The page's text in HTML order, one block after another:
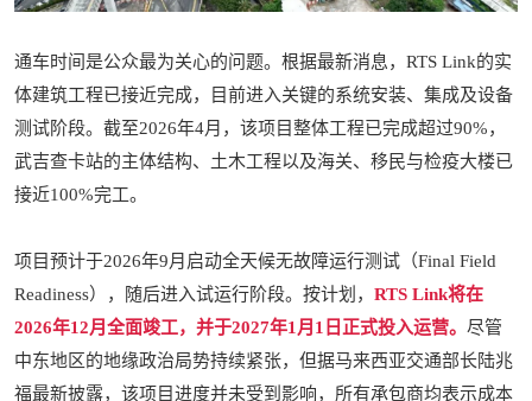
通车时间是公众最为关心的问题。根据最新消息，RTS Link的实
体建筑工程已接近完成，目前进入关键的系统安装、集成及设备
测试阶段。截至2026年4月，该项目整体工程已完成超过90%，
武吉查卡站的主体结构、土木工程以及海关、移民与检疫大楼已
接近100%完工。
项目预计于2026年9月启动全天候无故障运行测试（Final Field
Readiness），随后进入试运行阶段。按计划，RTS Link将在
2026年12月全面竣工，并于2027年1月1日正式投入运营。尽管
中东地区的地缘政治局势持续紧张，但据马来西亚交通部长陆兆
福最新披露，该项目进度并未受到影响，所有承包商均表示成本